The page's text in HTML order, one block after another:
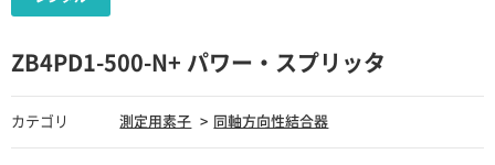
ZB4PD1-500-N+ パワー・スプリッタ
カテゴリ 測定用素子 同軸方向性結合器